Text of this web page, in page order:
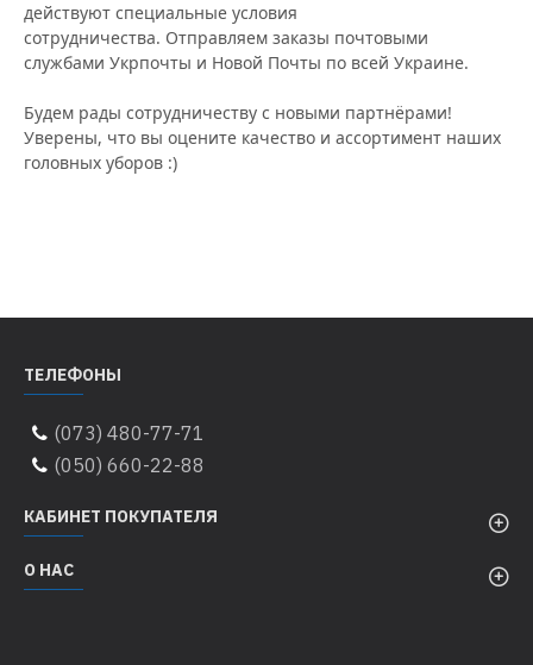
действуют специальные условия
сотрудничества. Отправляем заказы почтовыми
службами Укрпочты и Новой Почты по всей Украине.
Будем рады сотрудничеству с новыми партнёрами!
Уверены, что вы оцените качество и ассортимент наших
головных уборов :)
ТЕЛЕФОНЫ
(073) 480-77-71
(050) 660-22-88
КАБИНЕТ ПОКУПАТЕЛЯ
О НАС